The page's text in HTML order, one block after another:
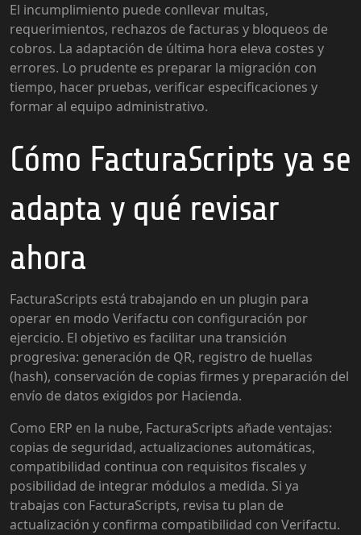
El incumplimiento puede conllevar multas,
requerimientos, rechazos de facturas y bloqueos de
cobros. La adaptación de última hora eleva costes y
errores. Lo prudente es preparar la migración con
tiempo, hacer pruebas, verificar especificaciones y
formar al equipo administrativo.
Cómo FacturaScripts ya se
adapta y qué revisar
ahora
FacturaScripts está trabajando en un plugin para
operar en modo Verifactu con configuración por
ejercicio. El objetivo es facilitar una transición
progresiva: generación de QR, registro de huellas
(hash), conservación de copias firmes y preparación del
envío de datos exigidos por Hacienda.
Como ERP en la nube, FacturaScripts añade ventajas:
copias de seguridad, actualizaciones automáticas,
compatibilidad continua con requisitos fiscales y
posibilidad de integrar módulos a medida. Si ya
trabajas con FacturaScripts, revisa tu plan de
actualización y confirma compatibilidad con Verifactu.